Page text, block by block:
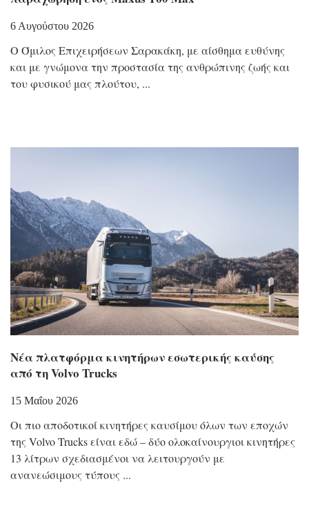
6 Αυγούστου 2026
Ο Όμιλος Επιχειρήσεων Σαρακάκη, με αίσθημα ευθύνης
και με γνώμονα την προστασία της ανθρώπινης ζωής και
του φυσικού μας πλούτου,
Νέα πλατφόρμα κινητήρων εσωτερικής καύσης
από τη Volvo Trucks
15 Μαΐου 2026
Οι πιο αποδοτικοί κινητήρες καυσίμου όλων των εποχών
της Volvo Trucks είναι εδώ – δύο ολοκαίνουργιοι κινητήρες
13 λίτρων σχεδιασμένοι να λειτουργούν με
ανανεώσιμους τύπους